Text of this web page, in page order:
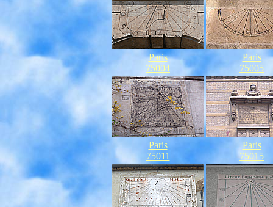
Paris
75004
Paris
75005
Paris
75011
Paris
75015